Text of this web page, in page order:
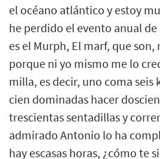
el océano atlántico y estoy
he perdido el evento anual
es el Murph, El marf, que
porque ni yo mismo me lo
milla, es decir, uno coma
cien dominadas hacer
trescientas sentadillas y
admirado Antonio lo ha
hay escasas horas, ¿cómo te